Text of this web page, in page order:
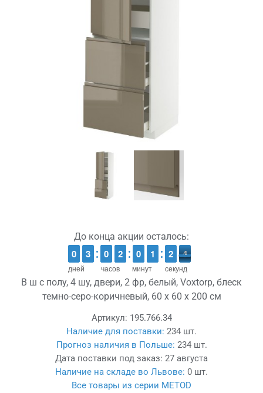
До конца акции осталось:
дней
9
9
0
0 2
2
3
3
часов
9
9
0
0 1
1
2
2
минут
9
9
0
0 1
1
1
1
секунд
3
2
2 4
4
3
В ш с полу, 4 шу, двери, 2 фр, белый, Voxtorp, блеск
темно-серо-коричневый, 60 x 60 x 200 см
Артикул: 195.766.34
Наличие для поставки: 234 шт.
Прогноз наличия в Польше: 234 шт.
Дата поставки под заказ: 27 августа
Наличие на складе во Львове: 0 шт.
Все товары из серии METOD